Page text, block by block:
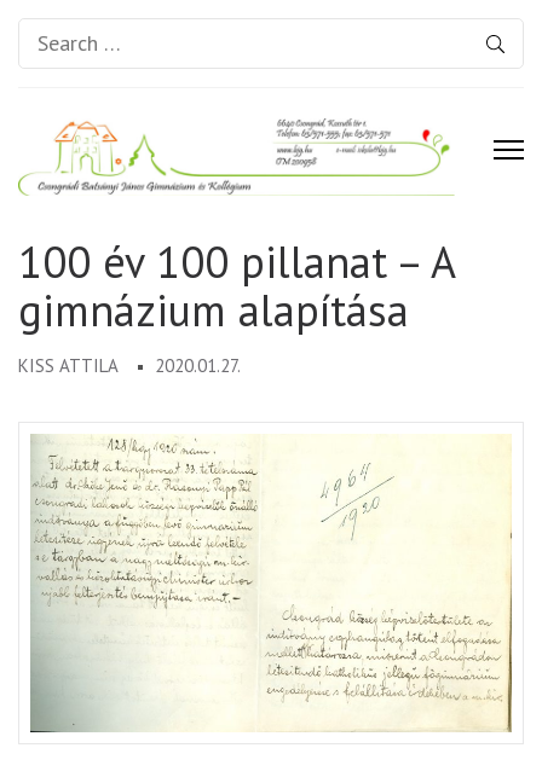
Search
for:
Gimnázium és Kollégium
100 év 100 pillanat – A
gimnázium alapítása
KISS ATTILA 2020.01.27.